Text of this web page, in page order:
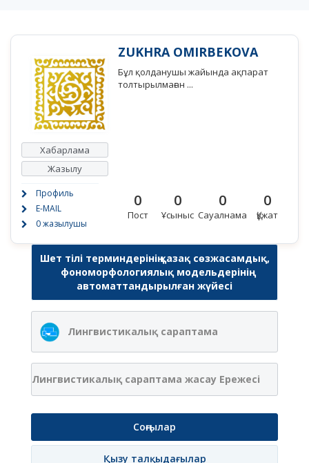
Хабарлама
Жазылу
Профиль
E-MAIL
0 жазылушы
ZUKHRA OMIRBEKOVA
Бұл қолданушы жайында ақпарат
толтырылмаған ...
0
Пост
0
Ұсыныс
0
Сауалнама
0
Құжат
Шет тілі терминдерінің қазақ сөзжасамдық,
фономорфологиялық модельдерінің
автоматтандырылған жүйесі
Лингвистикалық сараптама
Лингвистикалық сараптама жасау Ережесі
Соңғылар
Қызу талқыдағылар